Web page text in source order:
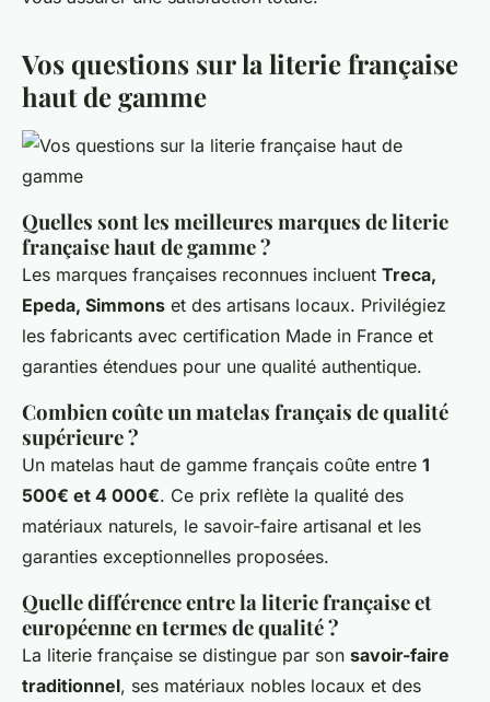
Vos questions sur la literie française
haut de gamme
Quelles sont les meilleures marques de literie
française haut de gamme ?
Les marques françaises reconnues incluent Treca,
Epeda, Simmons et des artisans locaux. Privilégiez
les fabricants avec certification Made in France et
garanties étendues pour une qualité authentique.
Combien coûte un matelas français de qualité
supérieure ?
Un matelas haut de gamme français coûte entre 1
500€ et 4 000€. Ce prix reflète la qualité des
matériaux naturels, le savoir-faire artisanal et les
garanties exceptionnelles proposées.
Quelle différence entre la literie française et
européenne en termes de qualité ?
La literie française se distingue par son savoir-faire
traditionnel, ses matériaux nobles locaux et des